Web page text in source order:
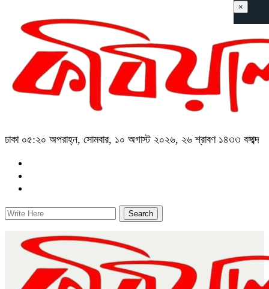
ঢাকা ০৫:২০ অপরাহ্ন, সোমবার, ১০ অগাস্ট ২০২৬, ২৬ শ্রাবণ ১৪৩৩ বঙ্গাব্দ
×